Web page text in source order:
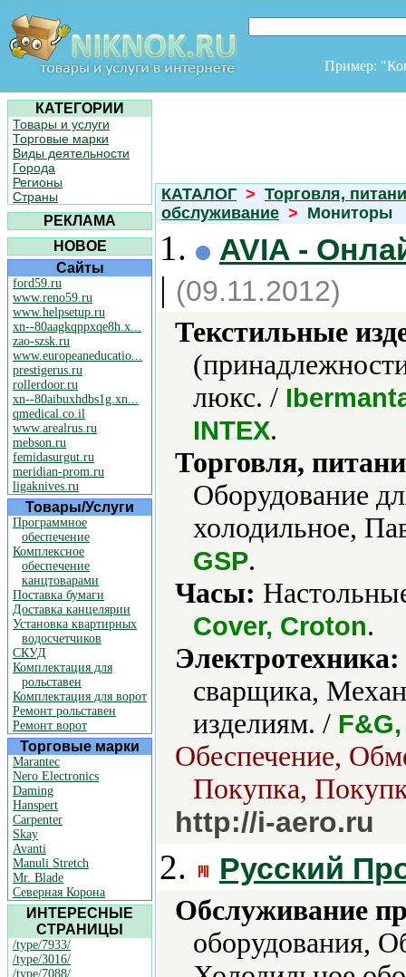
Пример:
КАТЕГОРИИ
Товары и услуги
Торговые марки
Виды деятельности
Города
Регионы
Страны
РЕКЛАМА
НОВОЕ
Сайты
ford59.ru
www.reno59.ru
www.helpsetup.ru
xn--80aagkqppxqe8h.x...
zao-szsk.ru
www.europeaneducatio...
prestigerus.ru
rollerdoor.ru
xn--80aibuxhdbs1g.xn...
qmedical.co.il
www.arealrus.ru
mebson.ru
femidasurgut.ru
meridian-prom.ru
ligaknives.ru
Товары/Услуги
Программное
обеспечение
Комплексное
обеспечение
канцтоварами
Поставка бумаги
Доставка канцелярии
Установка квартирных
водосчетчиков
СКУД
Комплектация для
рольставен
Комплектация для ворот
Ремонт рольставен
Ремонт ворот
Торговые марки
Marantec
Nero Electronics
Daming
Hanspert
Carpenter
Skay
Avanti
Manuli Stretch
Mr. Blade
Северная Корона
ИНТЕРЕСНЫЕ
СТРАНИЦЫ
/type/7933/
/type/3016/
/type/7088/
КАТАЛОГ > Торговля,
обслуживание > Мониторы
1. AVIA -
| (09.11.2012)
Текстильные
люкс. /
INTEX.
Торговля,
Оборудование
холодильное,
GSP.
Часы:
Cover, Croton.
Электротехника:
сварщика,
изделиям. /
Обеспечение,
Покупка,
http://i-aero.ru
2. Русский
Обслуживание
оборудования,